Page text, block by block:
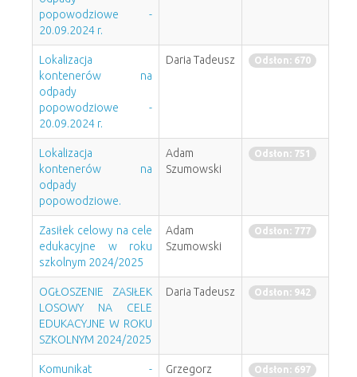
popowodziowe -
20.09.2024 r.
Lokalizacja
kontenerów na
odpady
popowodziowe -
20.09.2024 r.
Daria Tadeusz Odsłon: 670
Lokalizacja
kontenerów na
odpady
popowodziowe.
Adam
Szumowski
Odsłon: 751
Zasiłek celowy na cele
edukacyjne w roku
szkolnym 2024/2025
Adam
Szumowski
Odsłon: 777
OGŁOSZENIE ZASIŁEK
LOSOWY NA CELE
EDUKACYJNE W ROKU
SZKOLNYM 2024/2025
Daria Tadeusz Odsłon: 942
Komunikat - Grzegorz Odsłon: 697